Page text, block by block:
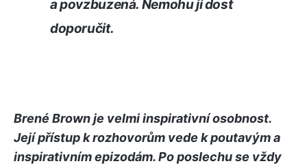
a povzbuzená. Nemohu ji dost
doporučit.
Brené Brown je velmi inspirativní osobnost.
Její přístup k rozhovorům vede k poutavým a
inspirativním epizodám. Po poslechu se vždy